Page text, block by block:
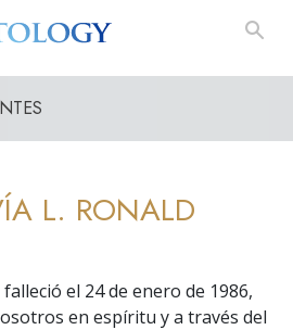
L. RONALD
falleció el 24 de enero de 1986,
en espíritu y a través del